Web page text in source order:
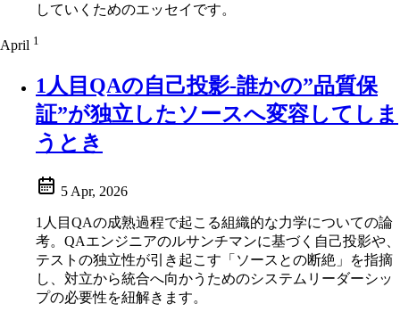
していくためのエッセイです。
April 1
1人目QAの自己投影-誰かの”品質保
証”が独立したソースへ変容してしま
うとき
5 Apr, 2026
1人目QAの成熟過程で起こる組織的な力学についての論
考。QAエンジニアのルサンチマンに基づく自己投影や、
テストの独立性が引き起こす「ソースとの断絶」を指摘
し、対立から統合へ向かうためのシステムリーダーシッ
プの必要性を紐解きます。